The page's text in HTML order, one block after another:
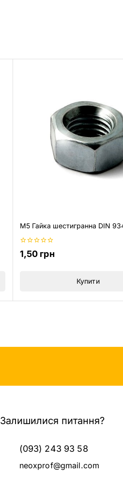
M5 Гайка шестигранна DIN
0
з
1,50 грн
Купити
Залишилися питання?
(093) 243 93 58
neoxprof@gmail.com